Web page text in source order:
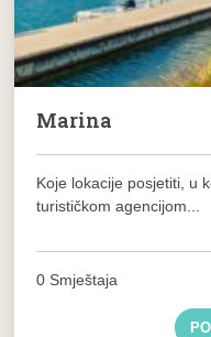
Marina
Koje lokacije posjetiti, u
turističkom agencijom...
0 Smještaja